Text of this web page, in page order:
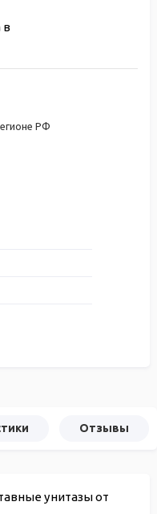
в
РФ
Отзывы
унитазы от